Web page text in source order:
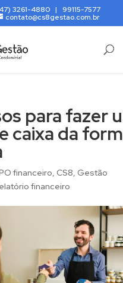
3261-4880 | 99115-7577
contato@cs8gestao.com.br
para fazer
caixa da
financeiro, CS8, Gestão
financeiro